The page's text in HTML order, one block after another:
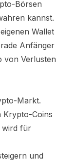
Börsen
kannst.
Wallet
Anfänger
von Verlusten
Markt.
Krypto-Coins
wird für
und